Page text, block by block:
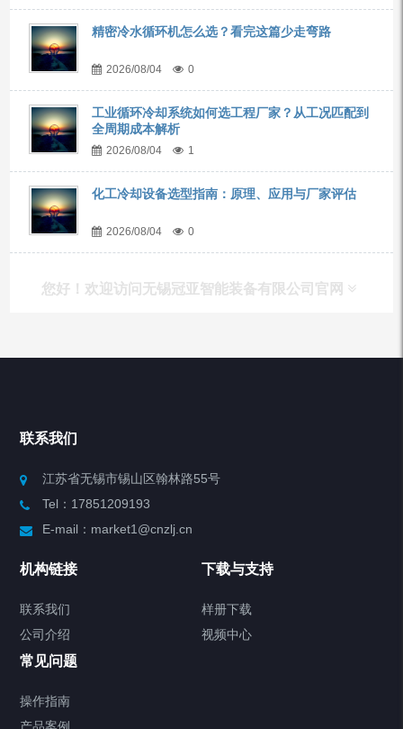
精密冷水循环机怎么选？看完这篇少走弯路
2026/08/04 0
工业循环冷却系统如何选工程厂家？从工况匹配到
全周期成本解析
2026/08/04 1
化工冷却设备选型指南：原理、应用与厂家评估
2026/08/04 0
您好！欢迎访问无锡冠亚智能装备有限公司官网
制冷加热动态控温系统
Chiller直冷控温机组
联系我们
江苏省无锡市锡山区翰林路55号
Tel：17851209193
E-mail：market1@cnzlj.cn
机构链接
联系我们
公司介绍
下载与支持
样册下载
视频中心
常见问题
操作指南